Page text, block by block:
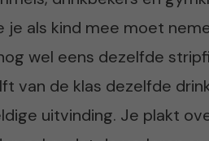
je als kind mee moet
wel eens dezelfde
van de klas dezelfde
uitvinding. Je plakt